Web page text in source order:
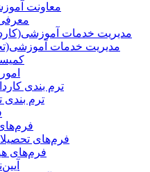
معاونت
مدیریت خدمات
مدیریت خدمات
ترم بندی
ترم بندی
فرم‌های
فرم‌های